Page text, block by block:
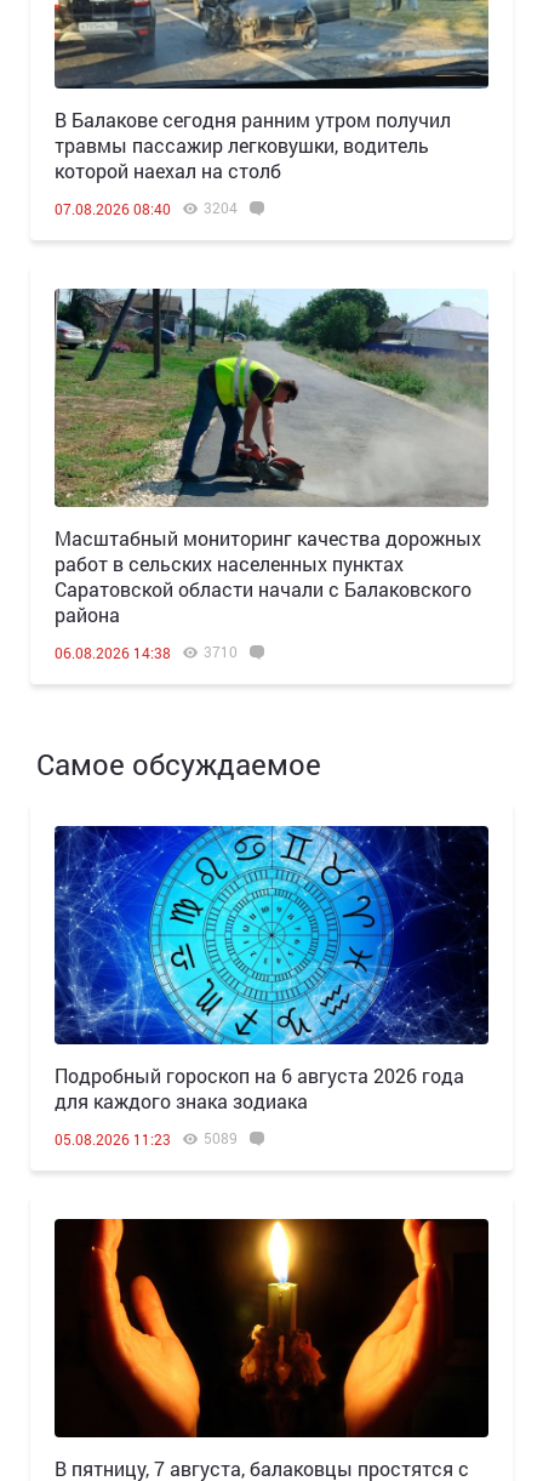
В Балакове сегодня ранним утром получил
травмы пассажир легковушки, водитель
которой наехал на столб
07.08.2026 08:40 3204
Масштабный мониторинг качества дорожных
работ в сельских населенных пунктах
Саратовской области начали с Балаковского
района
06.08.2026 14:38 3710
Самое обсуждаемое
Подробный гороскоп на 6 августа 2026 года
для каждого знака зодиака
05.08.2026 11:23 5089
В пятницу, 7 августа, балаковцы простятся с